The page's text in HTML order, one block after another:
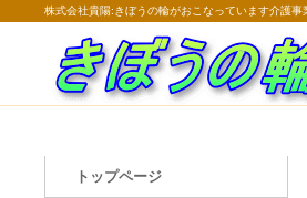
株式会社貴陽:きぼうの輪がおこなっています介護事
トップページ